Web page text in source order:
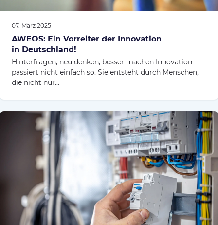
07. März 2025
AWEOS: Ein Vorreiter der Innovation
in Deutschland!
Hinterfragen, neu denken, besser machen Innovation
passiert nicht einfach so. Sie entsteht durch Menschen,
die nicht nur...